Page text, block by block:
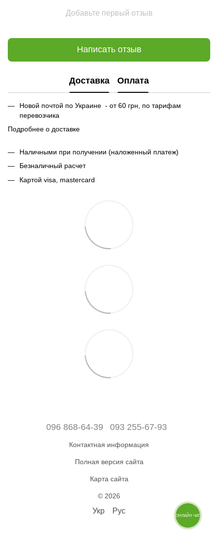
Добавьте первый отзыв
Написать отзыв
Доставка Оплата
Новой почтой по Украине - от 60 грн, по тарифам
перевозчика
Подробнее о доставке
Наличными при получении (наложенный платеж)
Безналичный расчет
Картой visa, mastercard
096 868-64-39 093 255-67-93
Контактная информация
Полная версия сайта
Карта сайта
© 2026
Укр Рус
ОНЛАЙН ЧАТ